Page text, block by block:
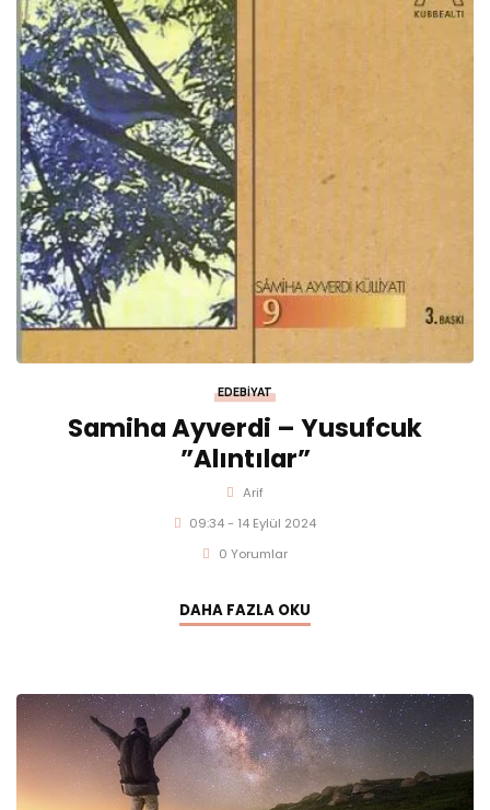
EDEBIYAT
Samiha Ayverdi – Yusufcuk
”Alıntılar”
Arif
09:34 - 14 Eylül 2024
0 Yorumlar
DAHA FAZLA OKU